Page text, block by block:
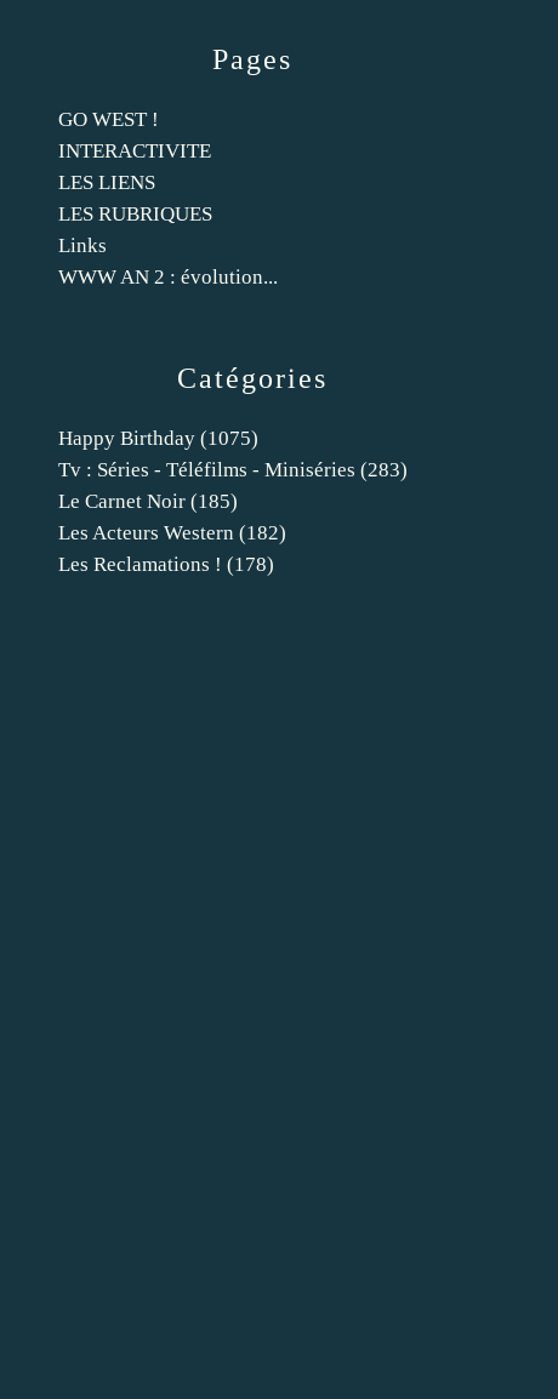
Catégories
Happy Birthday (1075)
Tv : Séries - Téléfilms - Miniséries (283)
Le Carnet Noir (185)
Les Acteurs Western (182)
Les Reclamations ! (178)
Pages
GO WEST !
INTERACTIVITE
LES LIENS
LES RUBRIQUES
Links
WWW AN 2 : évolution...